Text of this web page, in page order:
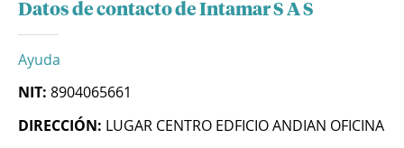
Datos de contacto de Intamar S A S
Ayuda
NIT: 8904065661
DIRECCIÓN: LUGAR CENTRO EDFICIO ANDIAN OFICINA